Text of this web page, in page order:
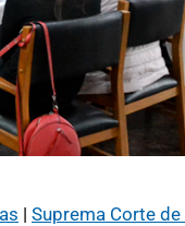
| Suprema Corte